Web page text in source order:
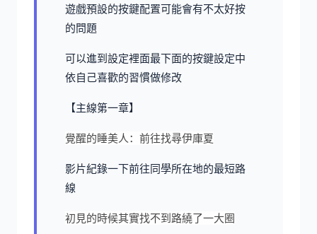
遊戲預設的按鍵配置可能會有不太好按
的問題
可以進到設定裡面最下面的按鍵設定中
依自己喜歡的習慣做修改
【主線第一章】
覺醒的睡美人：前往找尋伊庫夏
影片紀錄一下前往同學所在地的最短路
線
初見的時候其實找不到路繞了一大圈